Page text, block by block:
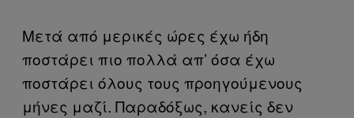
Μετά από μερικές ώρες έχω ήδη
ποστάρει πιο πολλά απ’ όσα έχω
ποστάρει όλους τους προηγούμενους
μήνες μαζί. Παραδόξως, κανείς δεν